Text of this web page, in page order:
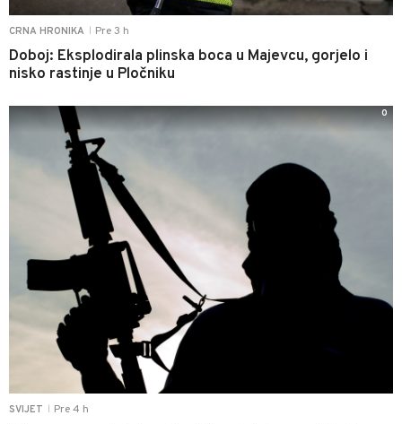
CRNA HRONIKA Pre 3 h
Doboj: Eksplodirala plinska boca u Majevcu, gorjelo i
nisko rastinje u Pločniku
SVIJET Pre 4 h
0